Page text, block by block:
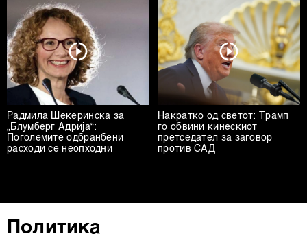
Радмила Шекеринска за
„Блумберг Адрија“:
Поголемите одбранбени
расходи се неопходни
Накратко од светот: Трамп
го обвини кинескиот
претседател за заговор
против САД
Политика